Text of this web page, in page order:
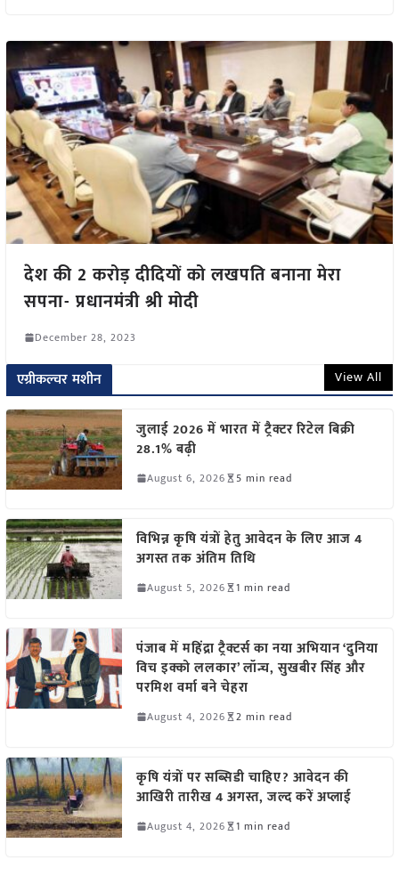
देश की 2 करोड़ दीदियों को लखपति बनाना मेरा
सपना- प्रधानमंत्री श्री मोदी
December 28, 2023
एग्रीकल्चर मशीन View All
जुलाई 2026 में भारत में ट्रैक्टर रिटेल बिक्री
28.1% बढ़ी
August 6, 2026 5 min read
विभिन्न कृषि यंत्रों हेतु आवेदन के लिए आज 4
अगस्त तक अंतिम तिथि
August 5, 2026 1 min read
पंजाब में महिंद्रा ट्रैक्टर्स का नया अभियान ‘दुनिया
विच इक्को ललकार’ लॉन्च, सुखबीर सिंह और
परमिश वर्मा बने चेहरा
August 4, 2026 2 min read
कृषि यंत्रों पर सब्सिडी चाहिए? आवेदन की
आखिरी तारीख 4 अगस्त, जल्द करें अप्लाई
August 4, 2026 1 min read